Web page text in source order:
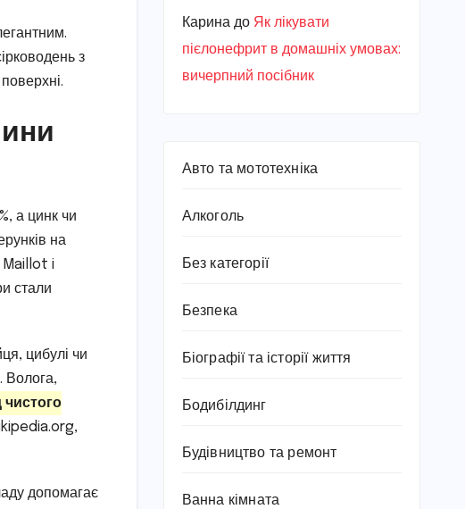
з
а цинк чи
на
Maillot i
стали
цибулі чи
Волога,
чистого
допомагає
Каринадо Як лікувати
пієлонефрит в домашніх умовах:
вичерпний посібник
Авто та мототехніка
Алкоголь
Без категорії
Безпека
Біографії та історії життя
Бодибілдинг
Будівництво та ремонт
Ванна кімната